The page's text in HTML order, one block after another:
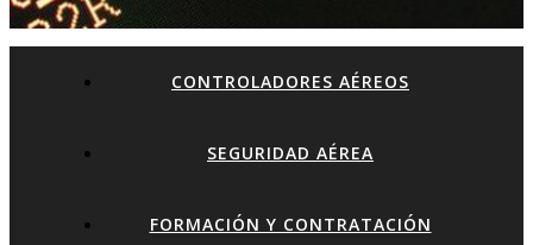
CONTROLADORES AÉREOS
SEGURIDAD AÉREA
FORMACIÓN Y CONTRATACIÓN